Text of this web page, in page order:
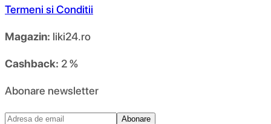
Termeni si Conditii
Magazin: liki24.ro
Cashback: 2 %
Abonare newsletter
Abonare